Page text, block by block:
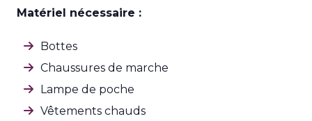
Matériel nécessaire :
Bottes
Chaussures de marche
Lampe de poche
Vêtements chauds